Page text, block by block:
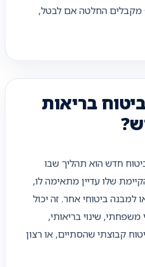
מקבלים החלטה אם לבטל,
בריאות
חדש הוא תהליך שבו
שלו עדיין מתאימה לו,
ביטוחי אחר. זה יכול
משפחתי, שינוי בריאותי,
קבוצתי שהסתיים, או רצון